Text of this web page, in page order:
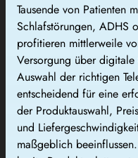
Tausende von Patienten
Schlafstörungen, ADHS
profitieren mittlerweile
Versorgung über
Auswahl der richtigen
entscheidend für eine
der Produktauswahl,
und
maßgeblich